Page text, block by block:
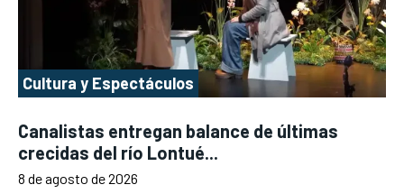
Cultura y Espectáculos
Canalistas entregan balance de últimas
crecidas del río Lontué...
8 de agosto de 2026